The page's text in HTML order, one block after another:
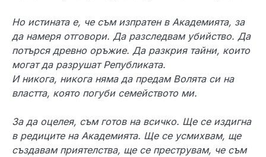
Но истината е, че съм изпратен в Академията, за
да намеря отговори. Да разследвам убийство. Да
потърся древно оръжие. Да разкрия тайни, които
могат да разрушат Републиката.
И никога, никога няма да предам Волята си на
властта, която погуби семейството ми.
За да оцелея, съм готов на всичко. Ще се издигна
в редиците на Академията. Ще се усмихвам, ще
създавам приятелства, ще се преструвам, че съм